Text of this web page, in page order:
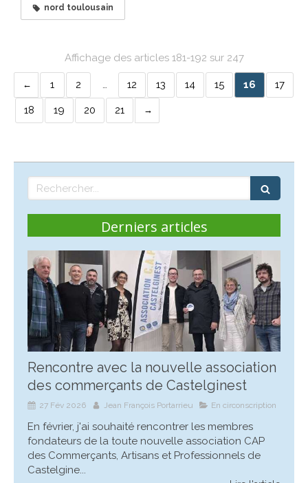
nord toulousain
Affichage des articles 181-192 sur 247
1 2 … 12 13 14 15 16 17
18 19 20 21
Rechercher
Derniers articles
Rencontre avec la nouvelle association
des commerçants de Castelginest
27 Fév 2026 Jean François Portarrieu En circonscription
En février, j'ai souhaité rencontrer les membres
fondateurs de la toute nouvelle association CAP
des Commerçants, Artisans et Professionnels de
Castelgine...